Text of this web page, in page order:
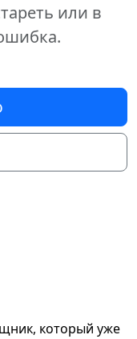
или в
который уже